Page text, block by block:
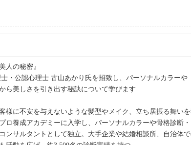
人の秘密』
・公認心理士 古山あかり氏を招致し、パーソナルカラーや
美しさを引き出す秘訣について学びます
様に不安を与えないような髪型やメイク、立ち居振る舞
ロ養成アカデミーに入学し、パーソナルカラーや骨格
サルタントとして独立。大手企業や結婚相談所、自治体で